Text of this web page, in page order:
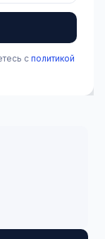
к
с политикой